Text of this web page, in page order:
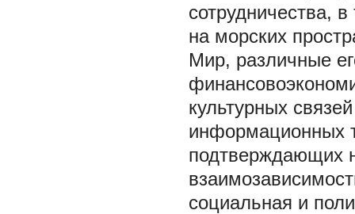
сотрудничества,
на морских
Мир, различные
культурных
информационных
подтверждающих
социальная и